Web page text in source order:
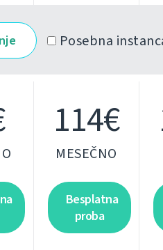
Posebna
114€
MESEČNO
Besplatna
proba